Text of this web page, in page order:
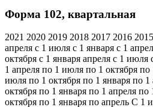
Форма 102, квартальная
2021 2020 2019 2018 2017 2016
апреля с 1 июля с 1 января с 1
октября с 1 января апреля с 1 июля
1 апреля по 1 июля по 1 октября по
июля по 1 октября по 1 января по
октября по 1 января по 1 апреля по
октября по 1 января по апрель С 1